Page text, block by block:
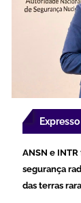
Expresso
ANSN e
segurança
das terras